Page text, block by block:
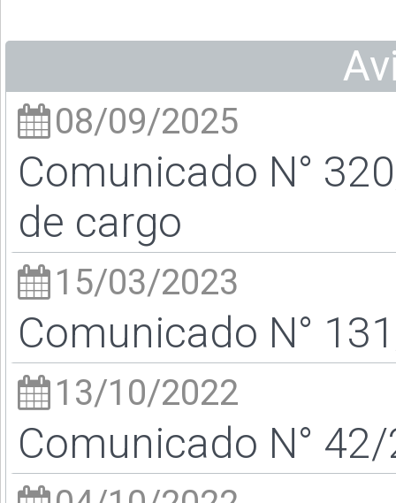
08/09/2025
Comunicado N°
de cargo
15/03/2023
Comunicado N°
13/10/2022
Comunicado N°